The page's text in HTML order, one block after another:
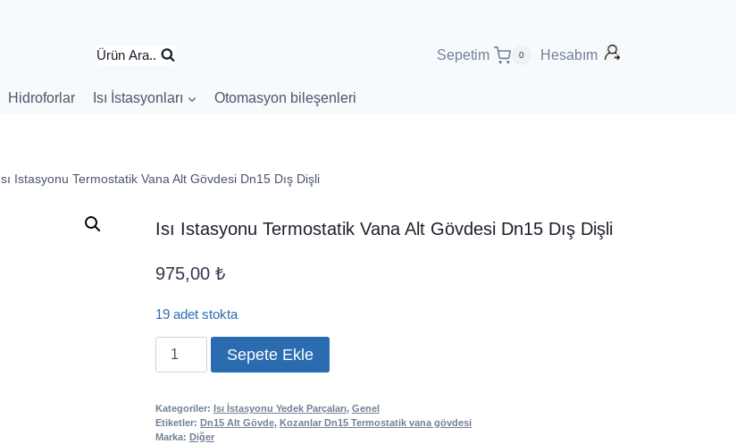
Ürün Ara..
Sepetim 0 Hesabım
Hidroforlar Isı İstasyonları Otomasyon bileşenleri
Isı Istasyonu Termostatik Vana Alt Gövdesi Dn15 Dış Dişli
Isı Istasyonu Termostatik Vana Alt Gövdesi Dn15 Dış Dişli
975,00 ₺
19 adet stokta
Istasyonu
Vana
Alt
Sepete Ekle
Kategoriler: Isı İstasyonu Yedek Parçaları, Genel
Etiketler: Dn15 Alt Gövde, Kozanlar Dn15 Termostatik vana gövdesi
Marka: Diğer